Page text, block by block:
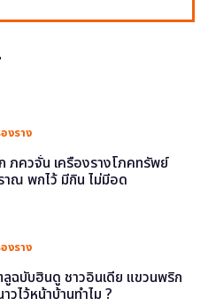
งราง
ภควจั่น เครื่องรางโภคทรัพย์
าณ พกไว้ มีกิน ไม่มีอด
งราง
ลูฉบับฮินดู ชาวอินเดีย แขวนพริก
าวไว้หน้าบ้านทำไม ?